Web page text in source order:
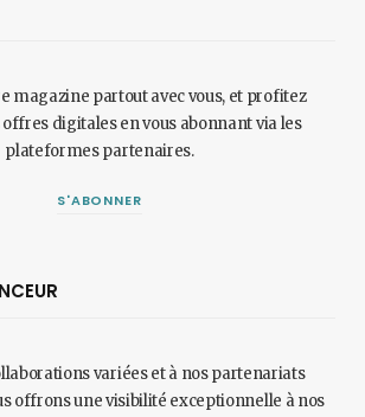
magazine partout avec vous, et profitez
digitales en vous abonnant via les
plateformes partenaires.
S'ABONNER
variées et à nos partenariats
offrons une visibilité exceptionnelle à nos